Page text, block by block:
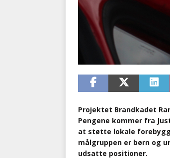
Projektet Brandkadet
Pengene kommer fra
at støtte lokale
målgruppen er børn og
udsatte positioner.